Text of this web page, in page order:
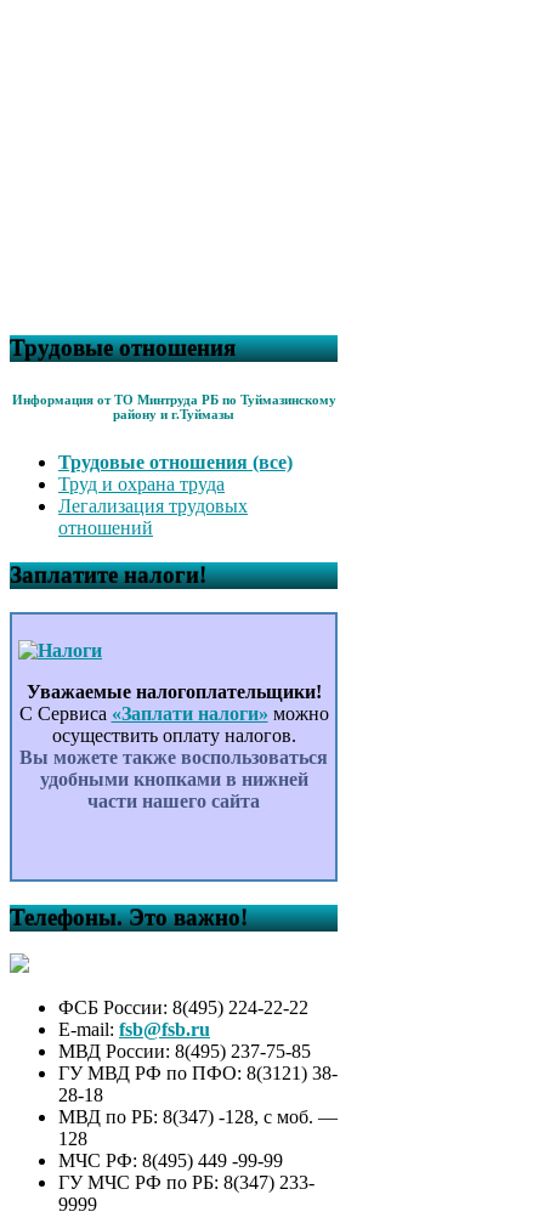
Трудовые отношения
Информация от ТО Минтруда РБ по Туймазинскому
району и г.Туймазы
Трудовые отношения (все)
Труд и охрана труда
Легализация трудовых
отношений
Заплатите налоги!
Уважаемые налогоплательщики!
С Сервиса «Заплати налоги» можно
осуществить оплату налогов.
Вы можете также воспользоваться
удобными кнопками в нижней
части нашего сайта
Телефоны. Это важно!
ФСБ России: 8(495) 224-22-22
E-mail: fsb@fsb.ru
МВД России: 8(495) 237-75-85
ГУ МВД РФ по ПФО: 8(3121) 38-
28-18
МВД по РБ: 8(347) -128, с моб. —
128
МЧС РФ: 8(495) 449 -99-99
ГУ МЧС РФ по РБ: 8(347) 233-
9999